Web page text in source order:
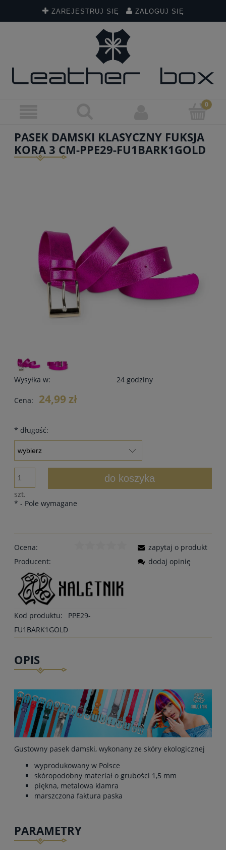
ZAREJESTRUJ SIĘ ZALOGUJ SIĘ
PASEK DAMSKI KLASYCZNY FUKSJA
KORA 3 CM-PPE29-FU1BARK1GOLD
Wysyłka w: 24 godziny
Cena: 24,99 zł
* długość:
szt.
do koszyka
* - Pole wymagane
Ocena:
Producent:
Kod produktu:
PPE29-
FU1BARK1GOLD
zapytaj o produkt
dodaj opinię
OPIS
Gustowny pasek damski, wykonany ze skóry ekologicznej
wyprodukowany w Polsce
skóropodobny materiał o grubości 1,5 mm
piękna, metalowa klamra
marszczona faktura paska
PARAMETRY